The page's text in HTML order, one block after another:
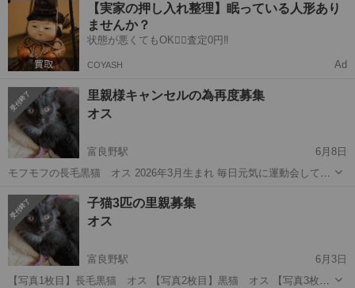
【実家の押し入れ整理】眠っている人形あり
ませんか？
状態が悪くてもOK🙆‍♀️査定0円‼️
COYASH Ad
里親様キャンセルの為再度募集
オス
富良野駅
6月8日
モフモフの長毛黒猫 オス 2026年3月生まれ 毎日元気に運動会してま
が急遽キャンセルされ 新たに里親様を探したいと思います よろしくお
願いします 1時...
北海道 富良野市 富良野駅 猫
子猫3匹の里親募集
オス
富良野駅
6月3日
【写真1枚目】長毛黒猫 オス 【写真2枚目】黒猫 オス 【写真3枚